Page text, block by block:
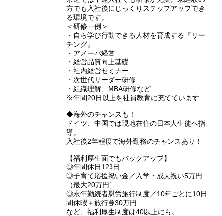
⽅でも⼊社後にじっくりステップアップでき
る環境です。
＜研修⼀例＞
・自ら学び行動できる人材を育成する『リー
チング』
・アメーバ経営
・経営品質向上基礎
・社内経営セミナー
・次世代リーダー研修
・組織理解、MBA研修など
※年間20⽇以上を社員教育に充てています
◆海外のチャンスも！
ドイツ、中国では現地在住の日本人生徒へ指
導。
入社後2年程度で海外勤務のチャンスあり！
【福利厚生面でもバックアップ】
◎年間休日123日
◎子育て応援祝い金／入学・成人祝い5万円
（最大20万円）
◎永年勤続者慰労旅行制度／10年ごとに10日
間休暇＋旅行券30万円
など、福利厚生制度は40以上にも。